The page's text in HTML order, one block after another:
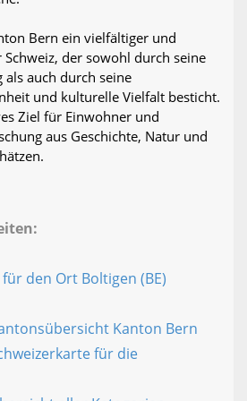
Bern ein vielfältiger und
der sowohl durch seine
auch durch seine
und kulturelle Vielfalt besticht.
Ziel für Einwohner und
aus Geschichte, Natur und
den Ort Boltigen (BE)
Kanton Bern
für die